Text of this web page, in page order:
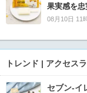
果実感を
08月10日 11
トレンド | アクセス
セブン‐イ